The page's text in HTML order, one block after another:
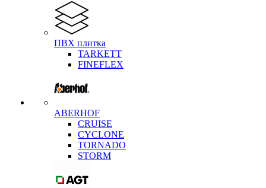
ПВХ плитка
TARKETT
FINEFLEX
ABERHOF
CRUISE
CYCLONE
TORNADO
STORM